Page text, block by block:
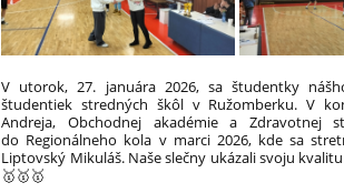
V utorok, 27. januára 2026, sa študentky
študentiek stredných škôl v Ružomberku. V
Andreja, Obchodnej akadémie a Zdravotnej
do Regionálneho kola v marci 2026, kde sa
Liptovský Mikuláš. Naše slečny ukázali svoju
🥇🥇🥇